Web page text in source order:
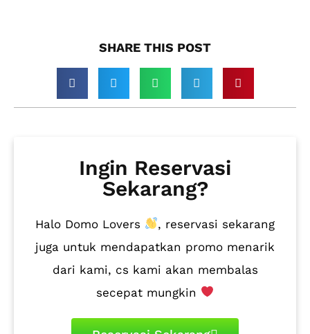
SHARE THIS POST​
Ingin Reservasi
Sekarang?
Halo Domo Lovers
, reservasi sekarang
juga untuk mendapatkan promo menarik
dari kami, cs kami akan membalas
secepat mungkin